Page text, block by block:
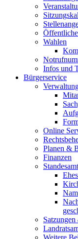
Wahlen
Infos und
Bürgerservice
Online
Planen &
Finanzen
Weitere